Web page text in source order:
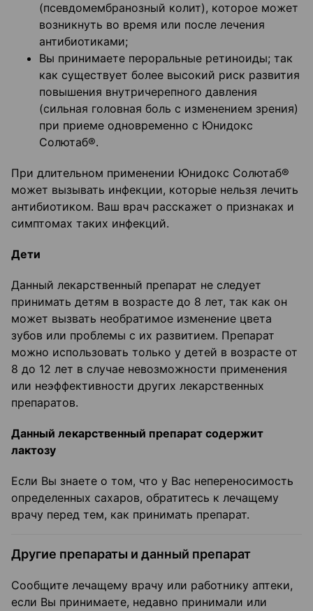
(псевдомембранозный колит), которое может
возникнуть во время или после лечения
антибиотиками;
Вы принимаете пероральные ретиноиды; так
как существует более высокий риск развития
повышения внутричерепного давления
(сильная головная боль с изменением зрения)
при приеме одновременно с Юнидокс
Солютаб®.
При длительном применении Юнидокс Солютаб®
может вызывать инфекции, которые нельзя лечить
антибиотиком. Ваш врач расскажет о признаках и
симптомах таких инфекций.
Дети
Данный лекарственный препарат не следует
принимать детям в возрасте до 8 лет, так как он
может вызвать необратимое изменение цвета
зубов или проблемы с их развитием. Препарат
можно использовать только у детей в возрасте от
8 до 12 лет в случае невозможности применения
или неэффективности других лекарственных
препаратов.
Данный лекарственный препарат содержит
лактозу
Если Вы знаете о том, что у Вас непереносимость
определенных сахаров, обратитесь к лечащему
врачу перед тем, как принимать препарат.
Другие препараты и данный препарат
Сообщите лечащему врачу или работнику аптеки,
если Вы принимаете, недавно принимали или